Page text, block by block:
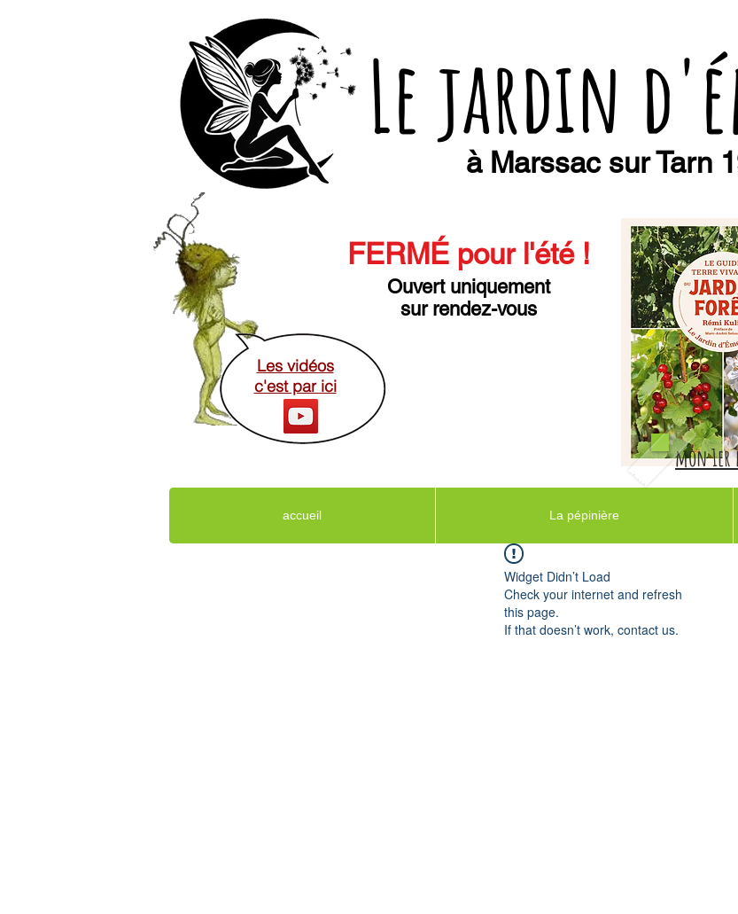
Le jardin
mon
à Marssac sur Tarn
FERMÉ pour l'été!
Ouvert uniquement
sur rendez-vous
Les vidéos
c'est par ici
accueil La pépinière
Widget Didn’t Load
Check your internet and refresh
this page.
If that doesn’t work, contact us.